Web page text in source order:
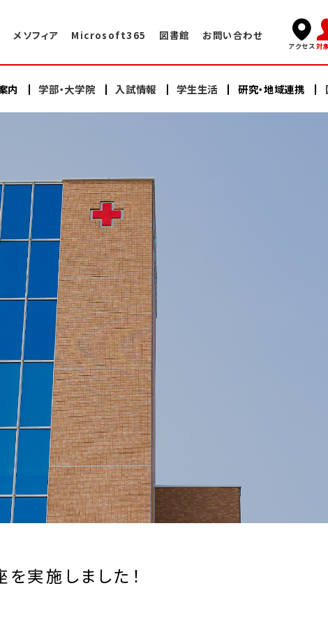
メソフィア Microsoft365 図書館 お問い合わせ
アクセス対
内
情報公開
日本赤十字豊田看護大学の学び
学部・大学院
大学院（博士課程）
教員紹介
入試情報
大学院（博士課程）
オープンキャンパス
よくある質問
資料請求
学生生活
施設案内
学納金・奨学金
卒業生の声・就職実績
研究・地域連携
ヘルスプロモーションセンター
研修会・公開講座
海外語学研修
スイス・イタリア研修
その他の国際的活動
実施しました！